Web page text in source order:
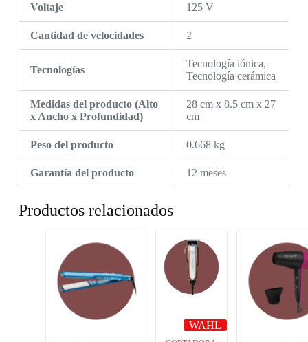
Voltaje 125 V
Cantidad de velocidades 2
Tecnologías
Tecnología iónica,
Tecnología cerámica
Medidas del producto (Alto
x Ancho x Profundidad)
28 cm x 8.5 cm x 27
cm
Peso del producto 0.668 kg
Garantía del producto 12 meses
Productos relacionados
WAHL